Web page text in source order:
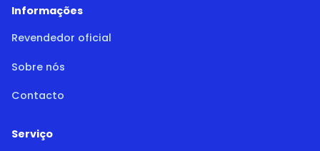
Informações
Revendedor oficial
Sobre nós
Contacto
Serviço